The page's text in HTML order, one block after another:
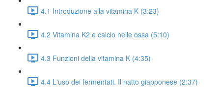
4.1 Introduzione alla vitamina K (3:23)
4.2 Vitamina K2 e calcio nelle ossa (5:10)
4.3 Funzioni della vitamina K (4:35)
4.4 L'uso dei fermentati. Il natto giapponese (2:37)